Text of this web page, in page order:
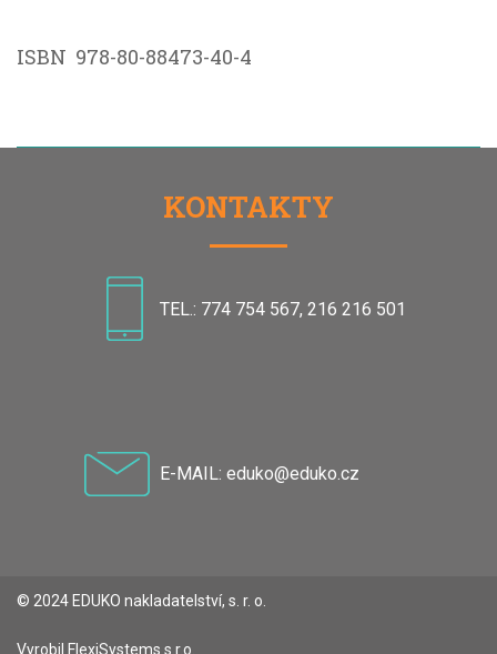
ISBN 978-80-88473-40-4
KONTAKTY
TEL.: 774 754 567, 216 216 501
E-MAIL: eduko@eduko.cz
© 2024 EDUKO nakladatelství, s. r. o.
Vyrobil FlexiSystems s.r.o.